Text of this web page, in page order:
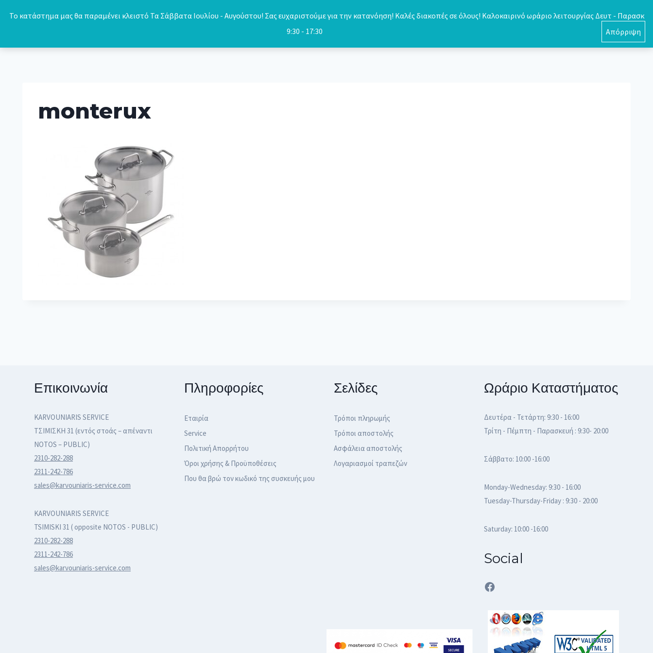
Το κατάστημα μας θα παραμένει κλειστό Τα Σάββατα Ιουλίου - Αυγούστου! Σας ευχαριστούμε για την κατανόηση! Καλές διακοπές σε όλους! Καλοκαιρινό ωράριο λειτουργίας Δευτ - Παρασκ
9:30 - 17:30
Απόρριψη
0
monterux
Επικοινωνία
KARVOUNIARIS SERVICE
ΤΣΙΜΙΣΚΗ 31 (εντός στοάς – απέναντι
NOTOS – PUBLIC)
2310-282-288
2311-242-786
sales@karvouniaris-service.com
KARVOUNIARIS SERVICE
TSIMISKI 31 ( opposite NOTOS - PUBLIC)
2310-282-288
2311-242-786
sales@karvouniaris-service.com
Πληροφορίες
Εταιρία
Service
Πολιτική Απορρήτου
Όροι χρήσης & Προϋποθέσεις
Που θα βρώ τον κωδικό της συσκευής μου
Σελίδες
Τρόποι πληρωμής
Τρόποι αποστολής
Ασφάλεια αποστολής
Λογαριασμοί τραπεζών
Ωράριο Καταστήματος
Δευτέρα - Τετάρτη: 9:30 - 16:00
Τρίτη - Πέμπτη - Παρασκευή : 9:30- 20:00
Σάββατο: 10:00 -16:00
Monday-Wednesday: 9:30 - 16:00
Tuesday-Thursday-Friday : 9:30 - 20:00
Saturday: 10:00 -16:00
Social
Facebook